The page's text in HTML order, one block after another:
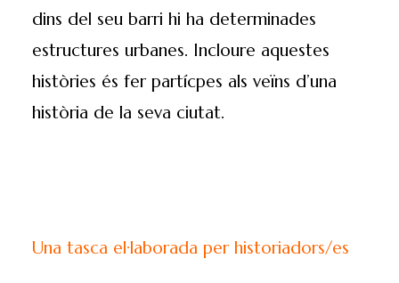
dins del seu barri hi ha determinades
estructures urbanes. Incloure aquestes
històries és fer partícpes als veïns d’una
història de la seva ciutat.
Una tasca el·laborada per historiadors/es